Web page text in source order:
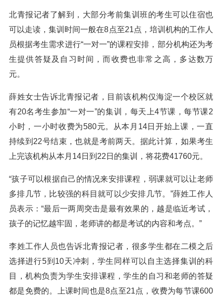
北青报记者了解到，大部分考前集训班的考生可以住宿也
可以走读，集训时间一般在8点至21点，培训机构的工作人
员根据考生需求进行“一对一”的课程安排，部分机构还为考
生提供答疑及自习时间，而收费也非常之高，多达数万
元。
薛姓女士告诉北青报记者，目前该机构仅海淀一个校区就
有20名考生参加“一对一”的集训，每天上4节课，每节课2
小时，一小时收费为580元。从本月14日开始上课，一直
持续到22号结束，也就是考前两天。据此计算，如果考生
上完该机构从本月14日到22日的集训，将花费41760元。
“孩子可以根据自己的情况来安排课程，弱课就可以让老师
多排几节，比较强的科目就可以少安排几节。”薛姓工作人
员表示：“最后一两周突击是最有效果的，越是临近考试，
孩子的记忆越牢固，老师讲的都是考试的内容和考点。”
李姓工作人员也告诉北青报记者，很多学生都在二模之后
选择进行5到10天冲刺，学生同样可以自主选择集训的科
目，机构负责为学生安排课程，学生的自习和老师的答疑
都是免费的。上课时间也是8点至21点，收费为每节课600